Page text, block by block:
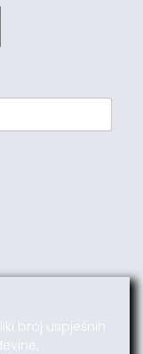
broj uspješnih